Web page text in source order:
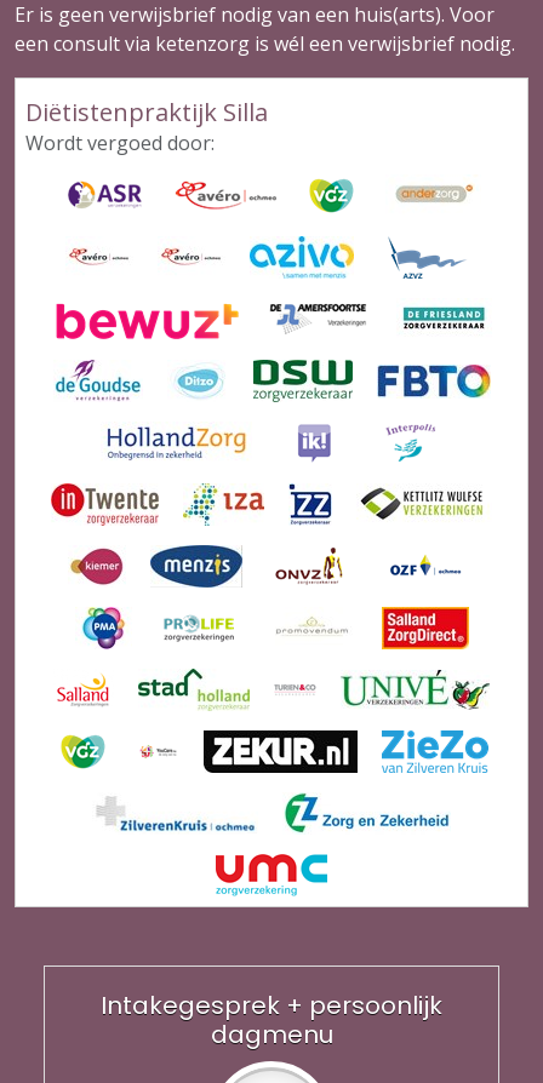
Er is geen verwijsbrief nodig van een huis(arts). Voor
een consult via ketenzorg is wél een verwijsbrief nodig.
Diëtistenpraktijk Silla
Wordt vergoed door:
Intakegesprek + persoonlijk
dagmenu